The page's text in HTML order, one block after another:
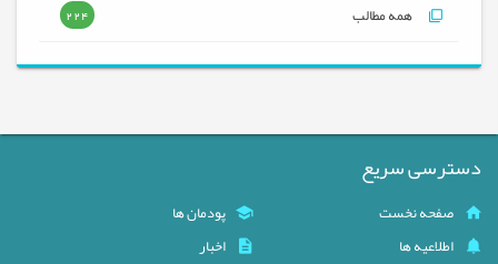
همه مطالب 224
دسترسی سریع
صفحه نخست
پودمان ها
اطلاعیه ها
اخبار